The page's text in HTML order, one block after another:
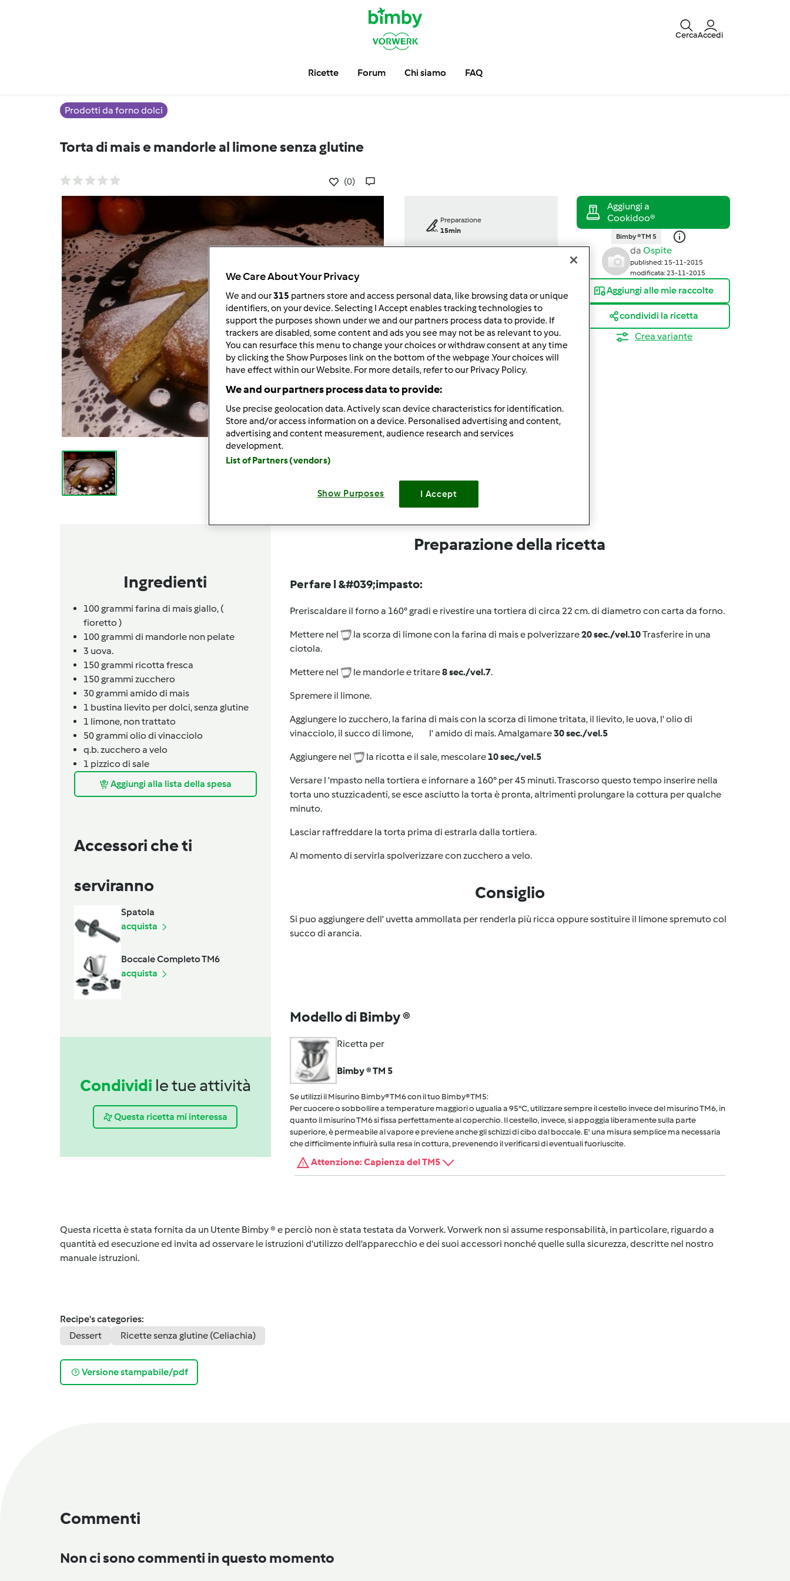
CercaAccedi
Ricette Forum Chi siamo FAQ
Prodotti da forno dolci
Torta di mais e mandorle al limone senza glutine
(0)
Preparazione
15min
porzione/porzioni
8 porzione/porzioni
facile
Bimby ® TM 5
da Ospite
published: 15-11-2015
modificata: 23-11-2015
Aggiungi alle mie raccolte
condividi la ricetta
Crea variante
Ingredienti
100grammi farina di mais giallo, (
fioretto )
100grammi di mandorle non pelate
3 uova.
150grammi ricotta fresca
150grammi zucchero
30grammi amido di mais
1 bustina lievito per dolci,senza glutine
1 limone, non trattato
50grammi olio di vinacciolo
q.b.zucchero a velo
1 pizzico di sale
Aggiungi alla lista della spesa
Accessori che ti
serviranno
Spatola
acquista
Boccale Completo TM6
acquista
Condividi le tue attività
Questa ricetta mi interessa
Preparazione della ricetta
Per fare l &#039;impasto:
Preriscaldare il forno a 160° gradi e rivestire una tortiera di circa 22 cm. di diametro con carta da forno.
Mettere nel la scorza di limone con la farina di mais e polverizzare20 sec./vel.10Trasferire in una
ciotola.
Mettere nel le mandorle e tritare8 sec./vel.7.
Spremere il limone.
Aggiungere lo zucchero, la farina di mais con la scorza di limone tritata, il lievito, le uova, l' olio di
vinacciolo, il succo di limone, l' amido di mais. Amalgamare30 sec./vel.5
Aggiungere nel la ricotta e il sale, mescolare 10 sec,/vel.5
Versare l 'mpasto nella tortiera e infornare a 160° per 45 minuti. Trascorso questo tempo inserire nella
torta uno stuzzicadenti, se esce asciutto la torta è pronta, altrimenti prolungare la cottura per qualche
minuto.
Lasciar raffreddare la torta prima di estrarla dalla tortiera.
Al momento di servirla spolverizzare con zucchero a velo.
Consiglio
Si puo aggiungere dell' uvetta ammollata per renderla più ricca oppure sostituire il limone spremuto col
succo di arancia.
Modello di Bimby ®
Ricetta per
Bimby ® TM 5
Se utilizzi il Misurino Bimby® TM6 con il tuo Bimby® TM5:
Per cuocere o sobbollire a temperature maggiori o ugualia a 95°C, utilizzare sempre il cestello invece del misurino TM6, in
quanto il misurino TM6 si fissa perfettamente al coperchio. Il cestello, invece, si appoggia liberamente sulla parte
superiore, è permeabile al vapore e previene anche gli schizzi di cibo dal boccale. E' una misura semplice ma necessaria
che difficilmente influirà sulla resa in cottura, prevenendo il verificarsi di eventuali fuoriuscite.
Attenzione: Capienza del TM5
Questa ricetta è stata fornita da un Utente Bimby ® e perciò non è stata testata da Vorwerk. Vorwerk non si assume responsabilità, in particolare, riguardo a
quantità ed esecuzione ed invita ad osservare le istruzioni d'utilizzo dell’apparecchio e dei suoi accessori nonché quelle sulla sicurezza, descritte nel nostro
manuale istruzioni.
Recipe's categories:
Dessert
Ricette senza glutine (Celiachia)
Versione stampabile/pdf
Commenti
Non ci sono commenti in questo momento
We Care About Your Privacy
We and our315 partners store and access personal data, like browsing data or unique
identifiers, on your device. Selecting I Accept enables tracking technologies to
support the purposes shown under we and our partners process data to provide. If
trackers are disabled, some content and ads you see may not be as relevant to you.
You can resurface this menu to change your choices or withdraw consent at any time
by clicking the Show Purposes link on the bottom of the webpage .Your choices will
have effect within our Website. For more details, refer to our Privacy Policy.
We and our partners process data to provide:
Use precise geolocation data. Actively scan device characteristics for identification.
Store and/or access information on a device. Personalised advertising and content,
advertising and content measurement, audience research and services
development.
List of Partners (vendors)
Show Purposes I Accept